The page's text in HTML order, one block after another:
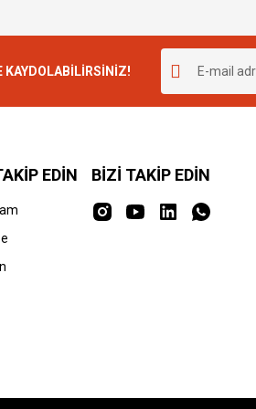
KAYDOLABİLİRSİNİZ!
EDİN BİZİ TAKİP EDİN